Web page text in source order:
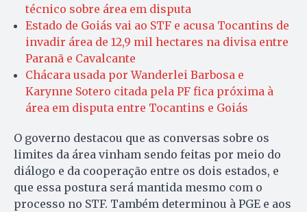
técnico sobre área em disputa
Estado de Goiás vai ao STF e acusa Tocantins de
invadir área de 12,9 mil hectares na divisa entre
Paranã e Cavalcante
Chácara usada por Wanderlei Barbosa e
Karynne Sotero citada pela PF fica próxima à
área em disputa entre Tocantins e Goiás
O governo destacou que as conversas sobre os
limites da área vinham sendo feitas por meio do
diálogo e da cooperação entre os dois estados, e
que essa postura será mantida mesmo com o
processo no STF. Também determinou à PGE e aos